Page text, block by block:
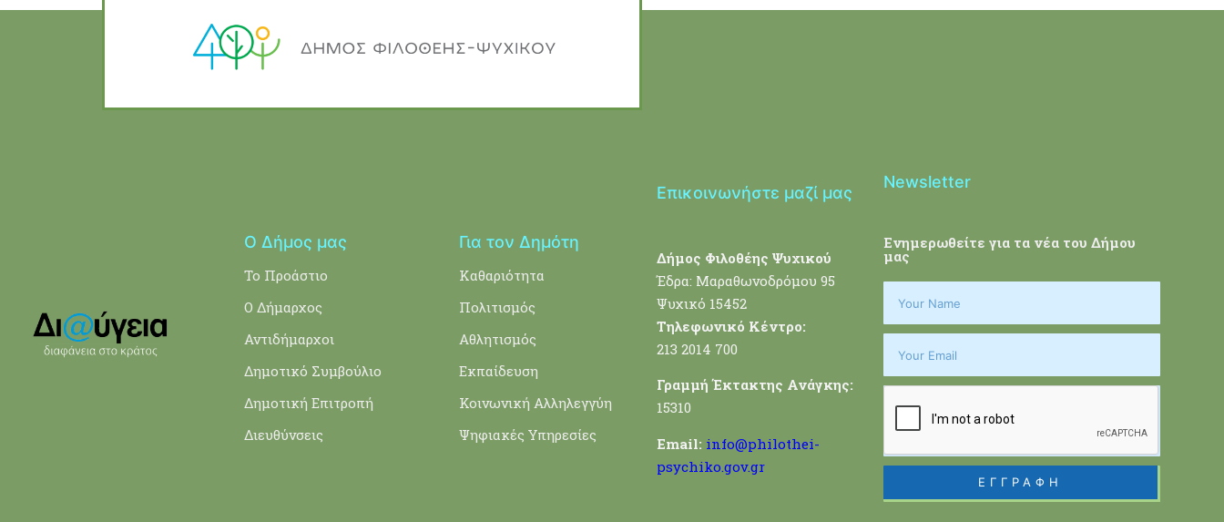
Ο Δήμος μας
Το Προάστιο
Ο Δήμαρχος
Αντιδήμαρχοι
Δημοτικό Συμβούλιο
Δημοτική Επιτροπή
Διευθύνσεις
Για τον Δημότη
Καθαριότητα
Πολιτισμός
Αθλητισμός
Εκπαίδευση
Κοινωνική Αλληλεγγύη
Ψηφιακές Υπηρεσίες
Επικοινωνήστε μαζί μας
Δήμος Φιλοθέης Ψυχικού
Έδρα: Μαραθωνοδρόμου 95
Ψυχικό 15452
Τηλεφωνικό Κέντρο:
213 2014 700
Γραμμή Έκτακτης Ανάγκης:
15310
Email: info@philothei-
psychiko.gov.gr
Newsletter
Ενημερωθείτε για τα νέα του Δήμου
μας
ΕΓΓΡΑΦΗ